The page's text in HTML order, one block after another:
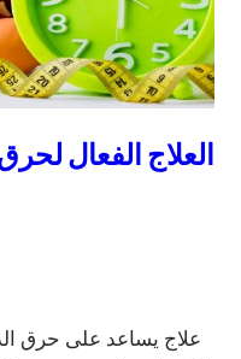
العلاج الفعال
علاج يساعد على حرق